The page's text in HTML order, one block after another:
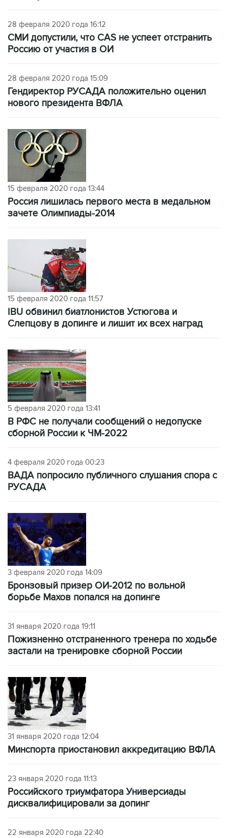
28 февраля 2020 года 16:12
СМИ допустили, что CAS не успеет отстранить
Россию от участия в ОИ
28 февраля 2020 года 15:09
Гендиректор РУСАДА положительно оценил
нового президента ВФЛА
15 февраля 2020 года 13:44
Россия лишилась первого места в медальном
зачете Олимпиады-2014
15 февраля 2020 года 11:57
IBU обвинил биатлонистов Устюгова и
Слепцову в допинге и лишит их всех наград
5 февраля 2020 года 13:41
В РФС не получали сообщений о недопуске
сборной России к ЧМ-2022
4 февраля 2020 года 00:23
ВАДА попросило публичного слушания спора с
РУСАДА
3 февраля 2020 года 14:09
Бронзовый призер ОИ-2012 по вольной
борьбе Махов попался на допинге
31 января 2020 года 19:11
Пожизненно отстраненного тренера по ходьбе
застали на тренировке сборной России
31 января 2020 года 12:04
Минспорта приостановил аккредитацию ВФЛА
23 января 2020 года 11:13
Российского триумфатора Универсиады
дисквалифицировали за допинг
22 января 2020 года 22:40